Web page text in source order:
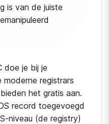
is van de juiste
doe je bij je
moderne registrars
het gratis aan.
record toegevoegd
niveau (de registry)